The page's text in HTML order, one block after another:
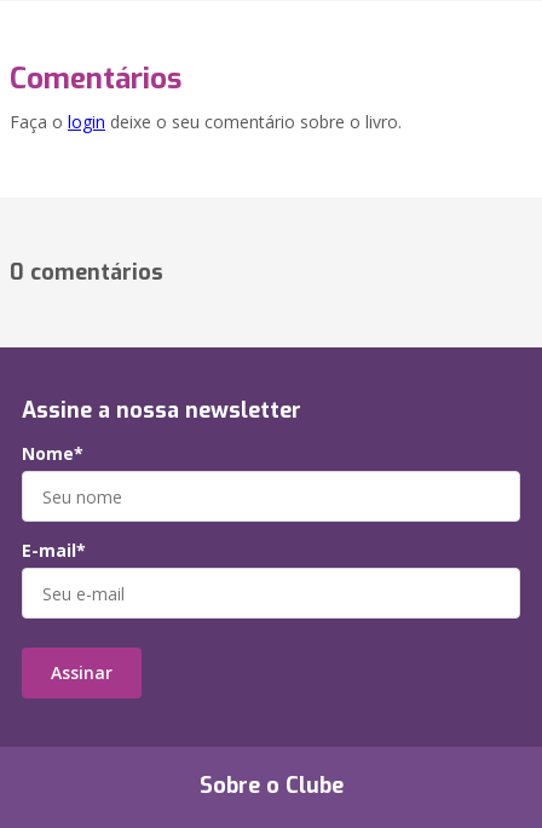
Comentários
Faça o login deixe o seu comentário sobre o livro.
0 comentários
Sobre o Clube
Assine a nossa newsletter
Nome*
E-mail*
Assinar